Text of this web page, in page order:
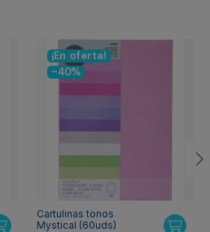
¡En oferta!
-40%
Cartulinas tonos
Mystical (60uds)